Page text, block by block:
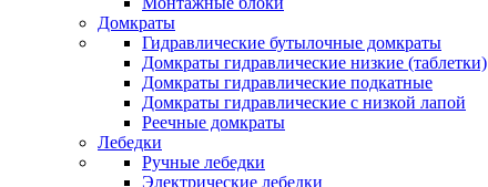
Домкраты
Гидравлические бутылочные домкраты
Домкраты гидравлические низкие (таблетки)
Домкраты гидравлические подкатные
Домкраты гидравлические с низкой лапой
Реечные домкраты
Лебедки
Ручные лебедки
Электрические лебедки